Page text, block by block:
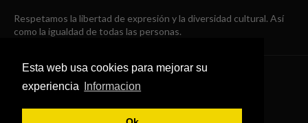
Esta web usa cookies para mejorar su
experiencia
Informacion
Respetamos la libertad de expresión y la diversidad cultural. Así
como la igualdad de todas las personas.
Copyright © 1998 -